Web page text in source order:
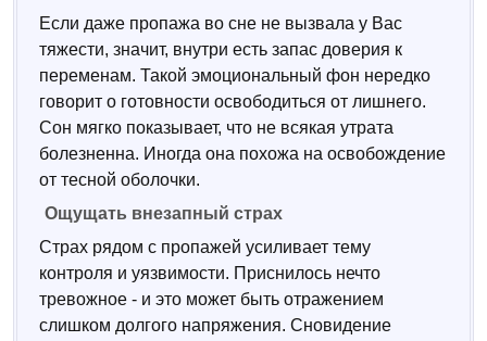
Если даже пропажа во сне не вызвала у Вас
тяжести, значит, внутри есть запас доверия к
переменам. Такой эмоциональный фон нередко
говорит о готовности освободиться от лишнего.
Сон мягко показывает, что не всякая утрата
болезненна. Иногда она похожа на освобождение
от тесной оболочки.
Ощущать внезапный страх
Страх рядом с пропажей усиливает тему
контроля и уязвимости. Приснилось нечто
тревожное - и это может быть отражением
слишком долгого напряжения. Сновидение